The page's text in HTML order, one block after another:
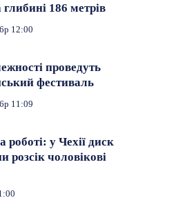
186 метрів
12:00
проведуть
фестиваль
11:09
у Чехії диск
чоловікові